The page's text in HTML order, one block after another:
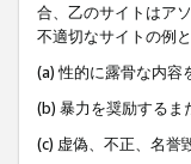
合、乙のサイトはア
不適切なサイトの例
(a) 性的に露骨な内容
(b) 暴力を奨励するま
(c) 虚偽、不正、名誉